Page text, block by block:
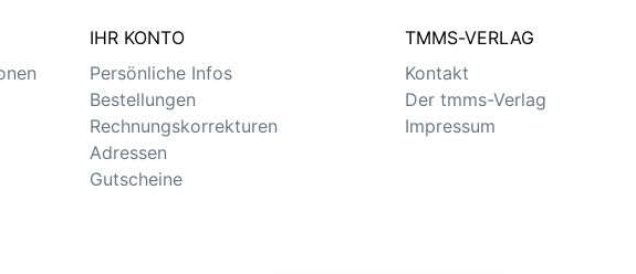
IHR KONTO
Persönliche Infos
Bestellungen
Rechnungskorrekturen
Adressen
Gutscheine
TMMS-VERLAG
Kontakt
Der tmms-Verlag
Impressum